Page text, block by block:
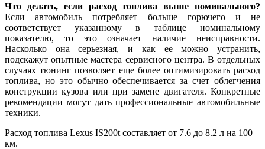
Что делать, если расход топлива выше номинального?
Если автомобиль потребляет больше горючего и не
соответствует указанному в таблице номинальному
показателю, то это означает наличие неисправности.
Насколько она серьезная, и как ее можно устранить,
подскажут опытные мастера сервисного центра. В отдельных
случаях тюнинг позволяет еще более оптимизировать расход
топлива, но это обычно обеспечивается за счет облегчения
конструкции кузова или при замене двигателя. Конкретные
рекомендации могут дать профессиональные автомобильные
техники.
Расход топлива Lexus IS200t составляет от 7.6 до 8.2 л на 100
км.